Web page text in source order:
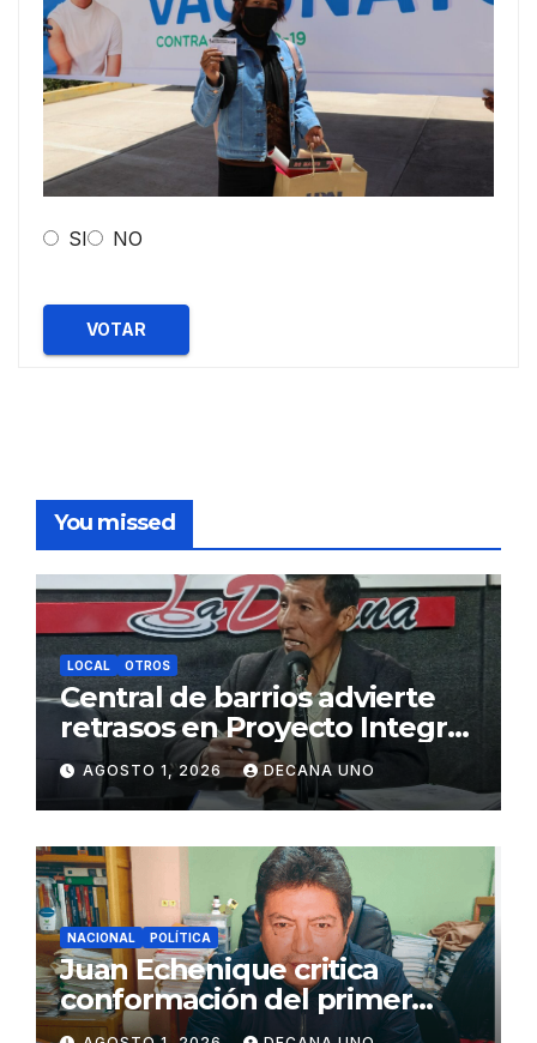
SI NO
VOTAR
You missed
LOCAL OTROS
Central de barrios advierte
retrasos en Proyecto Integral
de Agua y Alcantarillado para
Juliaca
AGOSTO 1, 2026 DECANA UNO
NACIONAL POLÍTICA
Juan Echenique critica
conformación del primer
gabinete ministerial de Keiko